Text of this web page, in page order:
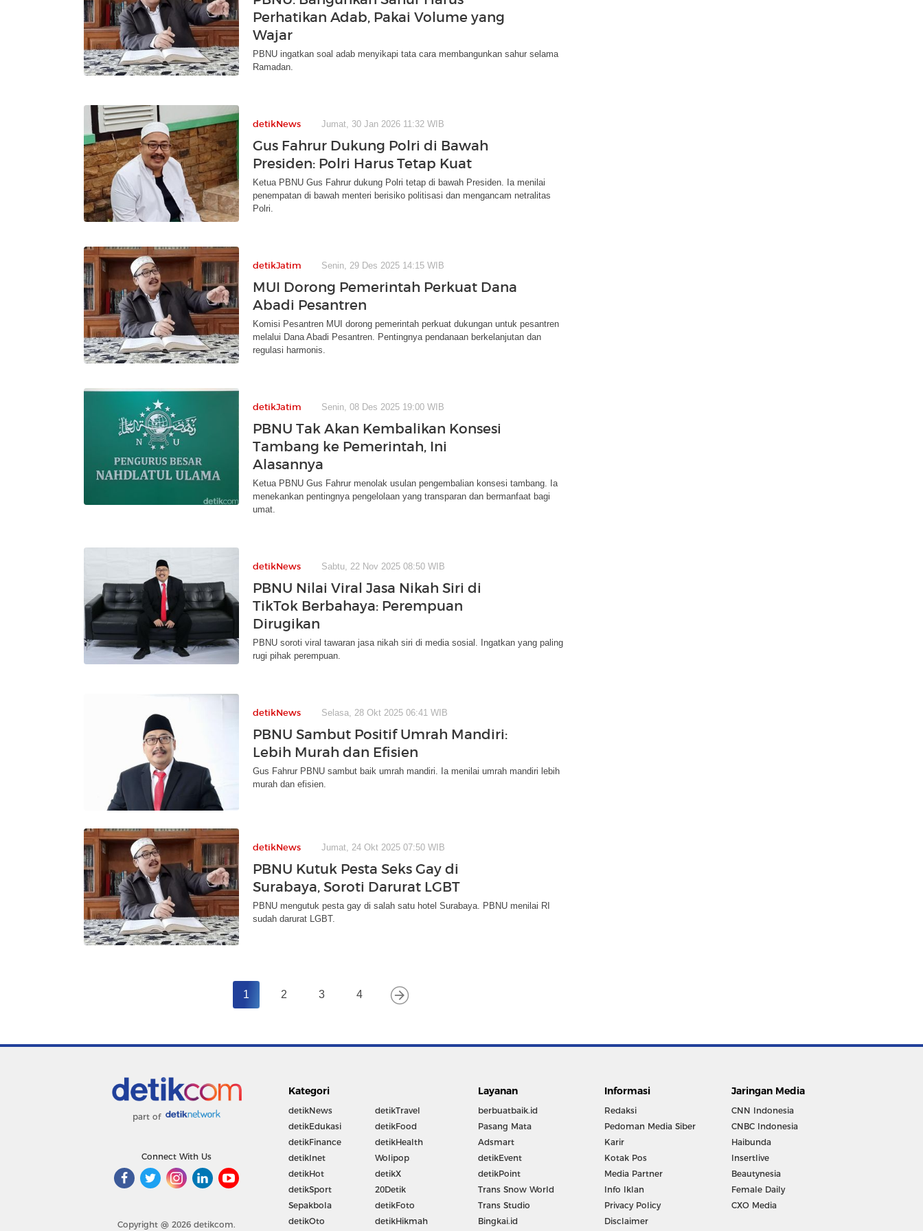
Perhatikan Adab, Pakai Volume yang
Wajar
PBNU ingatkan soal adab menyikapi tata cara membangunkan sahur selama
Ramadan.
detikNews Jumat, 30 Jan 2026 11:32 WIB
Gus Fahrur Dukung Polri di Bawah
Presiden: Polri Harus Tetap Kuat
Ketua PBNU Gus Fahrur dukung Polri tetap di bawah Presiden. Ia menilai
penempatan di bawah menteri berisiko politisasi dan mengancam netralitas
Polri.
detikJatim Senin, 29 Des 2025 14:15 WIB
MUI Dorong Pemerintah Perkuat Dana
Abadi Pesantren
Komisi Pesantren MUI dorong pemerintah perkuat dukungan untuk pesantren
melalui Dana Abadi Pesantren. Pentingnya pendanaan berkelanjutan dan
regulasi harmonis.
detikJatim Senin, 08 Des 2025 19:00 WIB
PBNU Tak Akan Kembalikan Konsesi
Tambang ke Pemerintah, Ini
Alasannya
Ketua PBNU Gus Fahrur menolak usulan pengembalian konsesi tambang. Ia
menekankan pentingnya pengelolaan yang transparan dan bermanfaat bagi
umat.
detikNews Sabtu, 22 Nov 2025 08:50 WIB
PBNU Nilai Viral Jasa Nikah Siri di
TikTok Berbahaya: Perempuan
Dirugikan
PBNU soroti viral tawaran jasa nikah siri di media sosial. Ingatkan yang paling
rugi pihak perempuan.
detikNews Selasa, 28 Okt 2025 06:41 WIB
PBNU Sambut Positif Umrah Mandiri:
Lebih Murah dan Efisien
Gus Fahrur PBNU sambut baik umrah mandiri. Ia menilai umrah mandiri lebih
murah dan efisien.
detikNews Jumat, 24 Okt 2025 07:50 WIB
PBNU Kutuk Pesta Seks Gay di
Surabaya, Soroti Darurat LGBT
PBNU mengutuk pesta gay di salah satu hotel Surabaya. PBNU menilai RI
sudah darurat LGBT.
1 2 3 4
part of
Connect With Us
Copyright @ 2026 detikcom.
Kategori
detikNews
detikEdukasi
detikFinance
detikInet
detikHot
detikSport
Sepakbola
detikOto
detikTravel
detikFood
detikHealth
Wolipop
detikX
20Detik
detikFoto
detikHikmah
Layanan
berbuatbaik.id
Pasang Mata
Adsmart
detikEvent
detikPoint
Trans Snow World
Trans Studio
Bingkai.id
Informasi
Redaksi
Pedoman Media Siber
Karir
Kotak Pos
Media Partner
Info Iklan
Privacy Policy
Disclaimer
Jaringan Media
CNN Indonesia
CNBC Indonesia
Haibunda
Insertlive
Beautynesia
Female Daily
CXO Media